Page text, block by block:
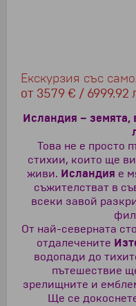
Екскурзия със
от 3579 € / 6999.92
Исландия – земята,
Това не е просто
стихии, които ще
живи. Исландия е
съжителстват в
всеки завой
От най-северната
отдалечените
водопади до
пътешествие
зрелищните и
Ще се